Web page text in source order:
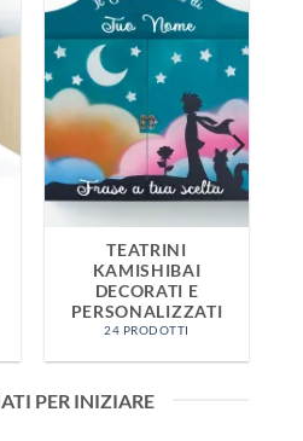
TEATRINI
KAMISHIBAI
DECORATI E
PERSONALIZZATI
24 PRODOTTI
PER INIZIARE